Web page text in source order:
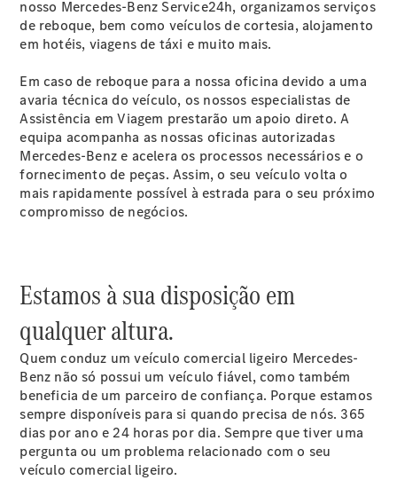
Aberta
Configurador
Todos os
Vito
Configurador
Marco Polo
nosso Mercedes-Benz Service24h, organizamos serviços
de reboque, bem como veículos de cortesia, alojamento
em hotéis, viagens de táxi e muito mais.
Em caso de reboque para a nossa oficina devido a uma
avaria técnica do veículo, os nossos especialistas de
Assistência em Viagem prestarão um apoio direto. A
equipa acompanha as nossas oficinas autorizadas
Mercedes-Benz e acelera os processos necessários e o
fornecimento de peças. Assim, o seu veículo volta o
mais rapidamente possível à estrada para o seu próximo
compromisso de negócios.
Estamos à sua disposição em
qualquer altura.
Quem conduz um veículo comercial ligeiro Mercedes-
Benz não só possui um veículo fiável, como também
beneficia de um parceiro de confiança. Porque estamos
sempre disponíveis para si quando precisa de nós. 365
dias por ano e 24 horas por dia. Sempre que tiver uma
pergunta ou um problema relacionado com o seu
veículo comercial ligeiro.